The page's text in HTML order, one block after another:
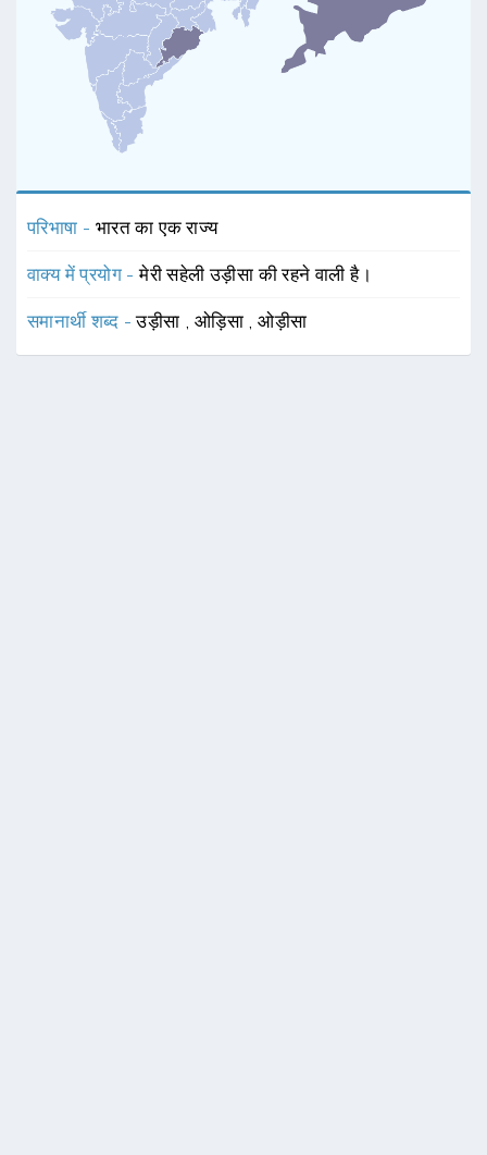
परिभाषा - भारत का एक राज्य
वाक्य में प्रयोग -मेरी सहेली उड़ीसा की रहने वाली है।
समानार्थी शब्द -उड़ीसा , ओड़िसा ,ओड़ीसा